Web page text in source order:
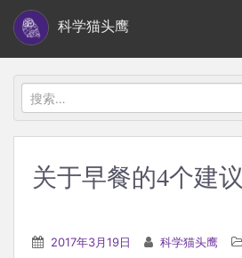
i
科学猫头鹰
搜
索：
关于早餐的4个建议
2017年3月19日 科学猫头鹰